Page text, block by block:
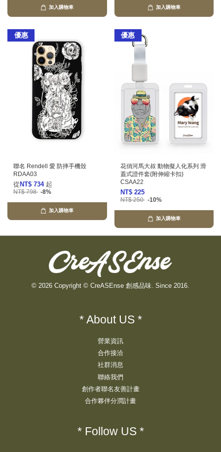
加入購物車 加入購物車
優惠
聯名 Rendell 愛 防摔手機殼
RDAA03
從 NT$ 734 起
NT$ 798 -8%
加入購物車
優惠
花俏河馬大叔 動物擬人化系列 滑
蓋式證件套(附伸縮卡扣)
CSAA22
NT$ 225
NT$ 250 -10%
加入購物車
© 2026 Copyright © CreASEnse 創感品味. Since 2016.
* About US *
營業資訊
合作接洽
社群消息
聯絡我們
創作者聯名友善計畫
合作夥伴分潤計畫
* Follow US *